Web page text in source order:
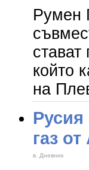
Румен
който
на
газ
в. Дневник